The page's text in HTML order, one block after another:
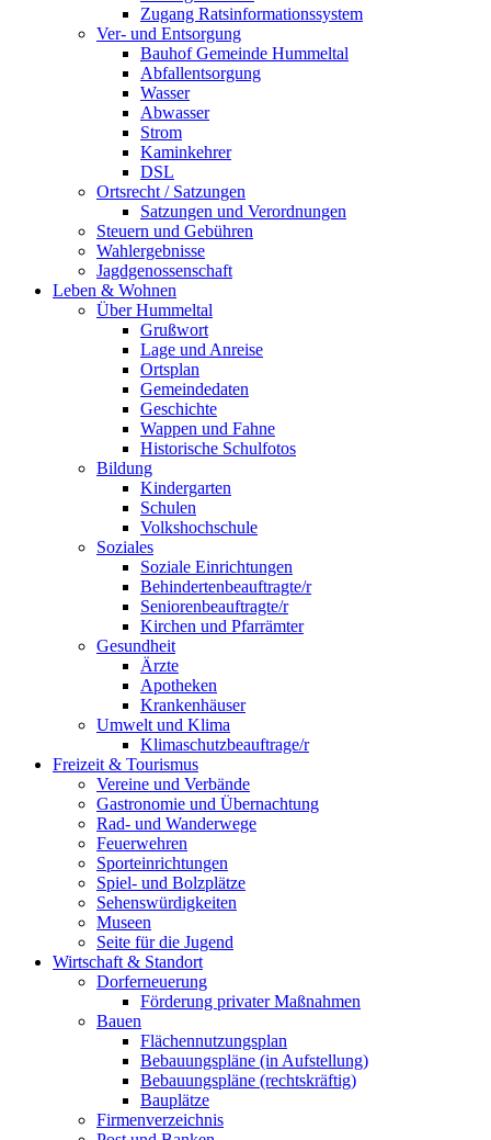
Zugang Ratsinformationssystem
Ver- und Entsorgung
Bauhof Gemeinde Hummeltal
Abfallentsorgung
Wasser
Abwasser
Strom
Kaminkehrer
DSL
Ortsrecht / Satzungen
Satzungen und Verordnungen
Steuern und Gebühren
Wahlergebnisse
Jagdgenossenschaft
Leben & Wohnen
Über Hummeltal
Grußwort
Lage und Anreise
Ortsplan
Gemeindedaten
Geschichte
Wappen und Fahne
Historische Schulfotos
Bildung
Kindergarten
Schulen
Volkshochschule
Soziales
Soziale Einrichtungen
Behindertenbeauftragte/r
Seniorenbeauftragte/r
Kirchen und Pfarrämter
Gesundheit
Ärzte
Apotheken
Krankenhäuser
Umwelt und Klima
Klimaschutzbeauftrage/r
Freizeit & Tourismus
Vereine und Verbände
Gastronomie und Übernachtung
Rad- und Wanderwege
Feuerwehren
Sporteinrichtungen
Spiel- und Bolzplätze
Sehenswürdigkeiten
Museen
Seite für die Jugend
Wirtschaft & Standort
Dorferneuerung
Förderung privater Maßnahmen
Bauen
Flächennutzungsplan
Bebauungspläne (in Aufstellung)
Bebauungspläne (rechtskräftig)
Bauplätze
Firmenverzeichnis